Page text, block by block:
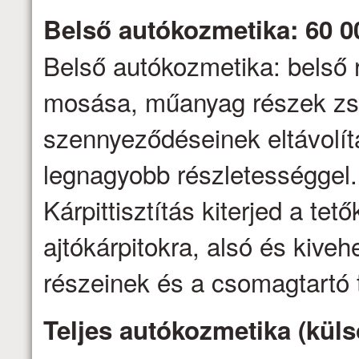
Belső autókozmetika: 60
Belső autókozmetika:
mosása, műanyag részek
szennyeződéseinek
legnagyobb részletességgel.
Kárpittisztítás kiterjed a
ajtókárpitokra, alsó és
részeinek és a
Teljes autókozmetika